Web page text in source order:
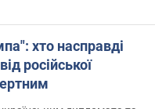
хто насправді
російської